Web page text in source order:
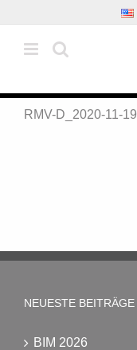
Inhalt
springen
RMV-D_2020-11-19
NEUESTE BEITRÄGE
BIM 2026